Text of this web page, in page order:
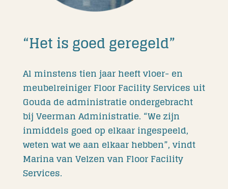
“Het is goed geregeld”
Al minstens tien jaar heeft vloer- en
meubelreiniger Floor Facility Services uit
Gouda de administratie ondergebracht
bij Veerman Administratie. “We zijn
inmiddels goed op elkaar ingespeeld,
weten wat we aan elkaar hebben”, vindt
Marina van Velzen van Floor Facility
Services.